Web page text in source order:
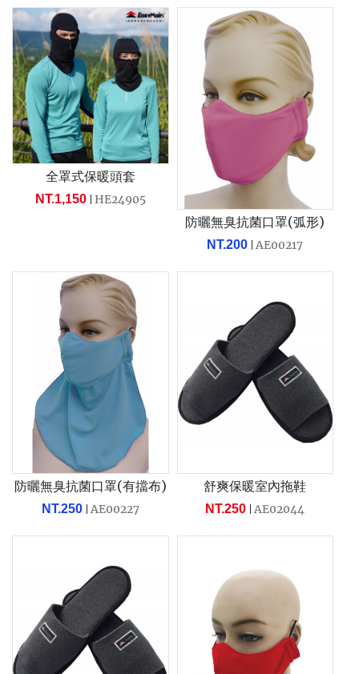
全罩式保暖頭套
NT.1,150 HE24905
防曬無臭抗菌口罩(弧形)
NT.200 AE00217
防曬無臭抗菌口罩(有擋布)
NT.250 AE00227
舒爽保暖室內拖鞋
NT.250 AE02044